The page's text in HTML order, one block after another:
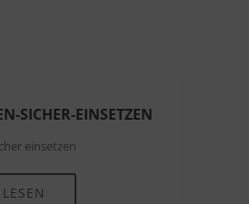
SICHER-EINSETZEN
einsetzen